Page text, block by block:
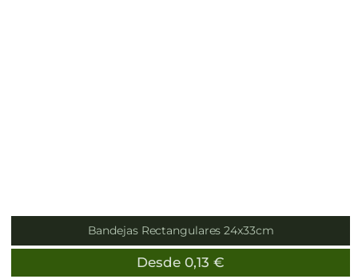
Bandejas Rectangulares 24x33cm
Desde 0,13 €